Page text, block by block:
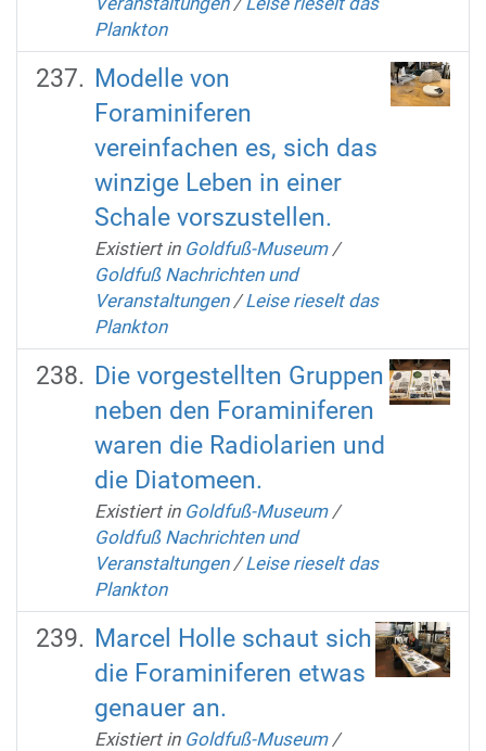
Plankton
Modelle von
Foraminiferen
vereinfachen es, sich das
winzige Leben in einer
Schale vorszustellen.
Existiert in Goldfuß-Museum /
Goldfuß Nachrichten und
Veranstaltungen /Leise rieselt das
Plankton
Die vorgestellten Gruppen
neben den Foraminiferen
waren die Radiolarien und
die Diatomeen.
Existiert in Goldfuß-Museum /
Goldfuß Nachrichten und
Veranstaltungen /Leise rieselt das
Plankton
Marcel Holle schaut sich
die Foraminiferen etwas
genauer an.
Existiert in Goldfuß-Museum /